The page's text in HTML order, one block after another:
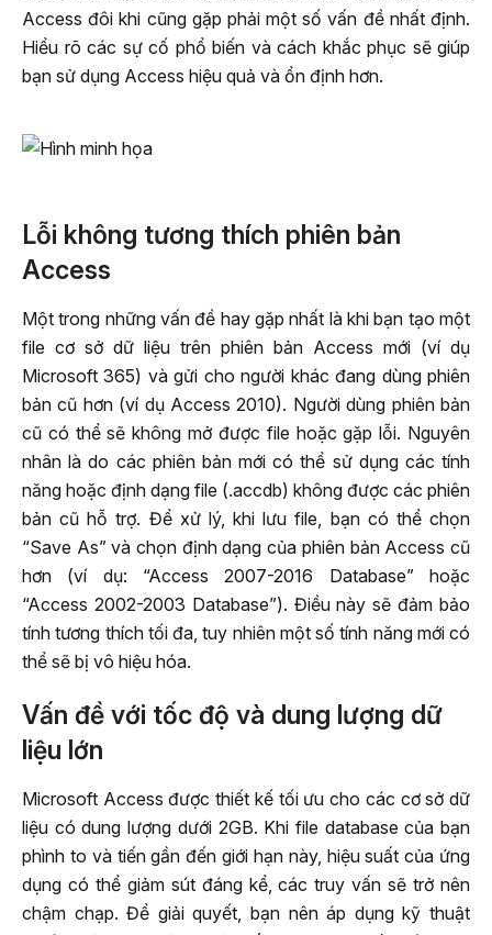
Access đôi khi cũng gặp phải một số vấn đề nhất định.
Hiểu rõ các sự cố phổ biến và cách khắc phục sẽ giúp
bạn sử dụng Access hiệu quả và ổn định hơn.
Lỗi không tương thích phiên bản
Access
Một trong những vấn đề hay gặp nhất là khi bạn tạo một
file cơ sở dữ liệu trên phiên bản Access mới (ví dụ
Microsoft 365) và gửi cho người khác đang dùng phiên
bản cũ hơn (ví dụ Access 2010). Người dùng phiên bản
cũ có thể sẽ không mở được file hoặc gặp lỗi. Nguyên
nhân là do các phiên bản mới có thể sử dụng các tính
năng hoặc định dạng file (.accdb) không được các phiên
bản cũ hỗ trợ. Để xử lý, khi lưu file, bạn có thể chọn
“Save As” và chọn định dạng của phiên bản Access cũ
hơn (ví dụ: “Access 2007-2016 Database” hoặc
“Access 2002-2003 Database”). Điều này sẽ đảm bảo
tính tương thích tối đa, tuy nhiên một số tính năng mới có
thể sẽ bị vô hiệu hóa.
Vấn đề với tốc độ và dung lượng dữ
liệu lớn
Microsoft Access được thiết kế tối ưu cho các cơ sở dữ
liệu có dung lượng dưới 2GB. Khi file database của bạn
phình to và tiến gần đến giới hạn này, hiệu suất của ứng
dụng có thể giảm sút đáng kể, các truy vấn sẽ trở nên
chậm chạp. Để giải quyết, bạn nên áp dụng kỹ thuật